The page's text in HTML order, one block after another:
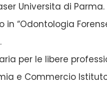
Universita di Parma.
“Odontologia
per le libere
e Commercio